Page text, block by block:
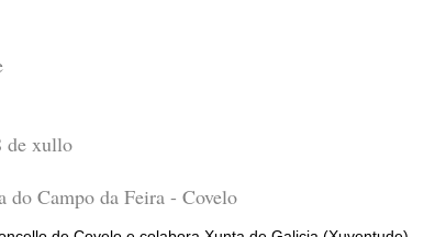
de xullo
do Campo da Feira - Covelo